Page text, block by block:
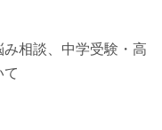
相談、中学受験・高